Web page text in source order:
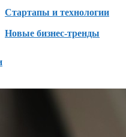
Стартапы и технологии
Новые бизнес-тренды